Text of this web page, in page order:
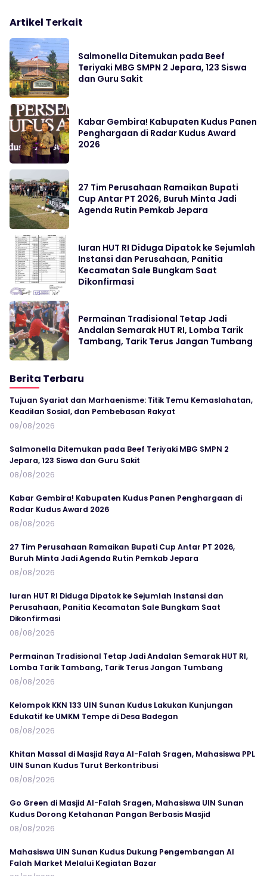
Artikel Terkait
Salmonella Ditemukan pada Beef
Teriyaki MBG SMPN 2 Jepara, 123 Siswa
dan Guru Sakit
Kabar Gembira! Kabupaten Kudus Panen
Penghargaan di Radar Kudus Award
2026
27 Tim Perusahaan Ramaikan Bupati
Cup Antar PT 2026, Buruh Minta Jadi
Agenda Rutin Pemkab Jepara
Iuran HUT RI Diduga Dipatok ke Sejumlah
Instansi dan Perusahaan, Panitia
Kecamatan Sale Bungkam Saat
Dikonfirmasi
Permainan Tradisional Tetap Jadi
Andalan Semarak HUT RI, Lomba Tarik
Tambang, Tarik Terus Jangan Tumbang
Berita Terbaru
Tujuan Syariat dan Marhaenisme: Titik Temu Kemaslahatan,
Keadilan Sosial, dan Pembebasan Rakyat
09/08/2026
Salmonella Ditemukan pada Beef Teriyaki MBG SMPN 2
Jepara, 123 Siswa dan Guru Sakit
08/08/2026
Kabar Gembira! Kabupaten Kudus Panen Penghargaan di
Radar Kudus Award 2026
08/08/2026
27 Tim Perusahaan Ramaikan Bupati Cup Antar PT 2026,
Buruh Minta Jadi Agenda Rutin Pemkab Jepara
08/08/2026
Iuran HUT RI Diduga Dipatok ke Sejumlah Instansi dan
Perusahaan, Panitia Kecamatan Sale Bungkam Saat
Dikonfirmasi
08/08/2026
Permainan Tradisional Tetap Jadi Andalan Semarak HUT RI,
Lomba Tarik Tambang, Tarik Terus Jangan Tumbang
08/08/2026
Kelompok KKN 133 UIN Sunan Kudus Lakukan Kunjungan
Edukatif ke UMKM Tempe di Desa Badegan
08/08/2026
Khitan Massal di Masjid Raya Al-Falah Sragen, Mahasiswa PPL
UIN Sunan Kudus Turut Berkontribusi
08/08/2026
Go Green di Masjid Al-Falah Sragen, Mahasiswa UIN Sunan
Kudus Dorong Ketahanan Pangan Berbasis Masjid
08/08/2026
Mahasiswa UIN Sunan Kudus Dukung Pengembangan Al
Falah Market Melalui Kegiatan Bazar